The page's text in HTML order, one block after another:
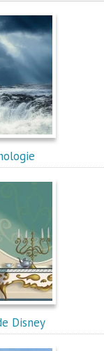
Disney